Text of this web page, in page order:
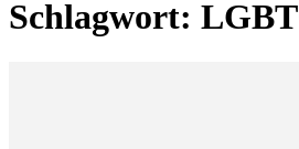
Schlagwort: